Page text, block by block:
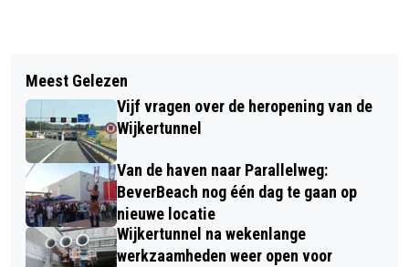
DRIE PERSONEN GEWOND BIJ ZWARE
AANRIJDING IN VELSEN-NOORD
TATA STEEL NEDERLAND KRIMPT
RAAD VAN BESTUUR IN
Meest Gelezen
Vijf vragen over de heropening van de
Wijkertunnel
Van de haven naar Parallelweg:
BeverBeach nog één dag te gaan op
nieuwe locatie
Wijkertunnel na wekenlange
werkzaamheden weer open voor